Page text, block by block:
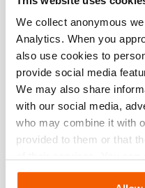
We collect anonymous
Analytics. When you
also use cookies to
provide social media
We may also share
with our social media,
who may combine it with
provided to them or that
Settings. See our
Chocks
JPG91.1 KB
Características